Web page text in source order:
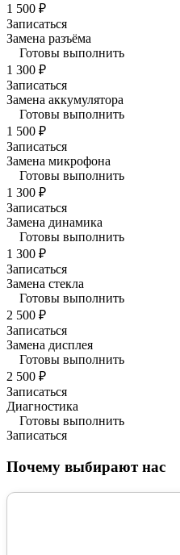
1 500 ₽
Записаться
Замена разъёма
Готовы выполнить
1 300 ₽
Записаться
Замена аккумулятора
Готовы выполнить
1 500 ₽
Записаться
Замена микрофона
Готовы выполнить
1 300 ₽
Записаться
Замена динамика
Готовы выполнить
1 300 ₽
Записаться
Замена стекла
Готовы выполнить
2 500 ₽
Записаться
Замена дисплея
Готовы выполнить
2 500 ₽
Записаться
Диагностика
Готовы выполнить
Записаться
Почему выбирают нас